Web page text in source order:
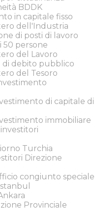
BDDK
in capitale fisso
dell'Industria
di posti di lavoro
50 persone
del Lavoro
debito pubblico
del Tesoro
di capitale di
immobiliare
Turchia
Direzione
congiunto speciale
Provinciale